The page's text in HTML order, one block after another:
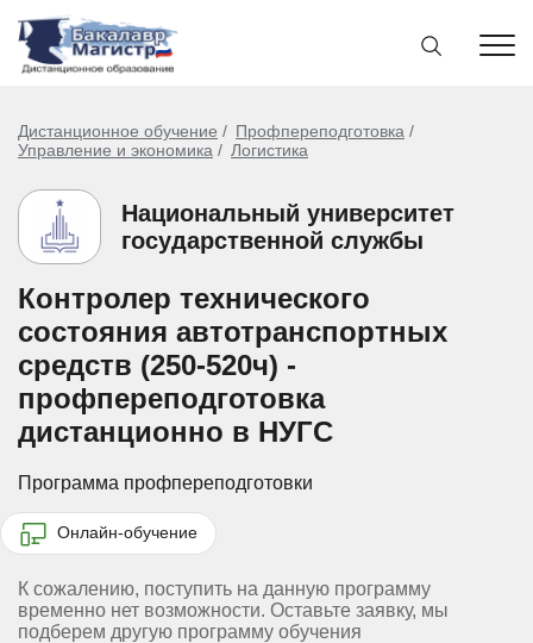
Дистанционное обучение
Профпереподготовка
Управление и экономика
Логистика
Национальный университет
государственной службы
Контролер технического
состояния автотранспортных
средств (250-520ч) -
профпереподготовка
дистанционно в НУГС
Программа профпереподготовки
Онлайн-обучение
К сожалению, поступить на данную программу
временно нет возможности. Оставьте заявку, мы
подберем другую программу обучения